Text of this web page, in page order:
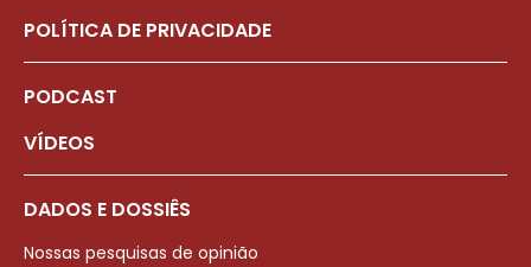
POLÍTICA DE PRIVACIDADE
PODCAST
VÍDEOS
DADOS E DOSSIÊS
Nossas pesquisas de opinião